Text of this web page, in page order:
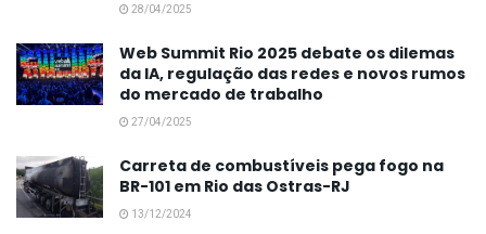
28/04/2025
Web Summit Rio 2025 debate os dilemas
da IA, regulação das redes e novos rumos
do mercado de trabalho
27/04/2025
Carreta de combustíveis pega fogo na
BR-101 em Rio das Ostras-RJ
13/12/2024